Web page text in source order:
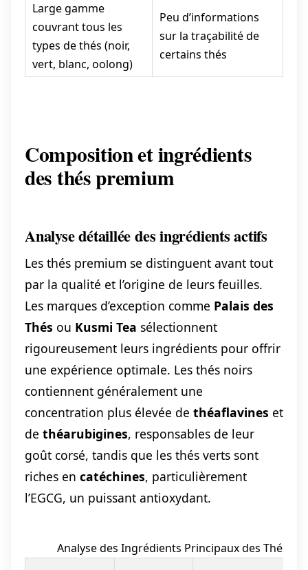
Large gamme
couvrant tous les
types de thés (noir,
vert, blanc, oolong)
Peu d’informations
sur la traçabilité de
certains thés
Composition et ingrédients
des thés premium
Analyse détaillée des ingrédients actifs
Les thés premium se distinguent avant tout
par la qualité et l’origine de leurs feuilles.
Les marques d’exception comme Palais des
Thés ou Kusmi Tea sélectionnent
rigoureusement leurs ingrédients pour offrir
une expérience optimale. Les thés noirs
contiennent généralement une
concentration plus élevée de théaflavines et
de théarubigines, responsables de leur
goût corsé, tandis que les thés verts sont
riches en catéchines, particulièrement
l’EGCG, un puissant antioxydant.
Analyse des Ingrédients Principaux des Thés